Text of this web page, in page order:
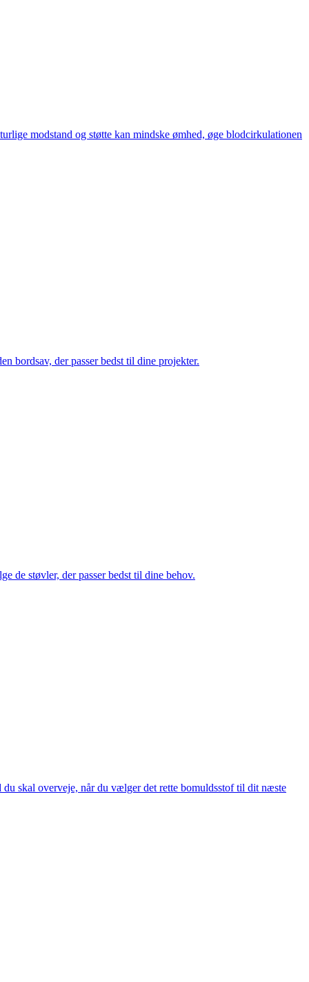
modstand og støtte kan mindske ømhed, øge blodcirkulationen
bordsav, der passer bedst til dine projekter.
de støvler, der passer bedst til dine behov.
skal overveje, når du vælger det rette bomuldsstof til dit næste